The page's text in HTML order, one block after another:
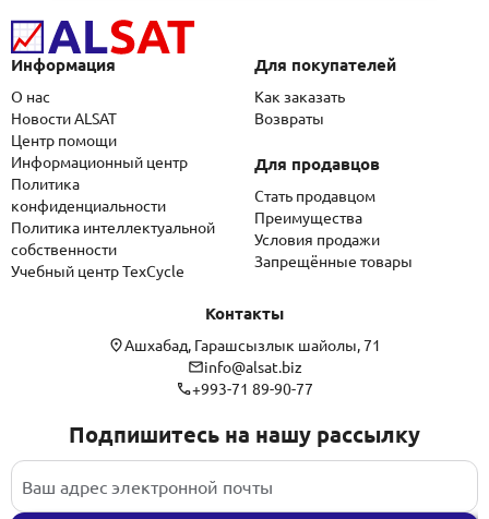
Информация
О нас
Новости ALSAT
Центр помощи
Информационный центр
Политика
конфиденциальности
Политика интеллектуальной
собственности
Учебный центр TexCycle
Для покупателей
Как заказать
Возвраты
Для продавцов
Стать продавцом
Преимущества
Условия продажи
Запрещённые товары
Контакты
Ашхабад, Гарашсызлык шайолы, 71
info@alsat.biz
+993-71 89-90-77
Подпишитесь на нашу рассылку